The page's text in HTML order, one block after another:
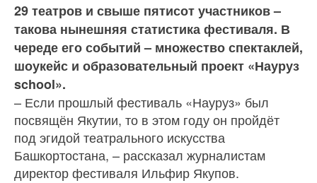
29 театров и свыше пятисот участников –
такова нынешняя статистика фестиваля. В
череде его событий – множество спектаклей,
шоукейс и образовательный проект «Науруз
school».
– Если прошлый фестиваль «Науруз» был
посвящён Якутии, то в этом году он пройдёт
под эгидой театрального ис­кусства
Башкортостана, – рассказал жур­налистам
директор фестиваля Ильфир Якупов.